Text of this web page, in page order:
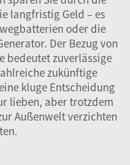
langfristig Geld – es
oder die
Der Bezug von
bedeutet zuverlässige
zukünftige
kluge Entscheidung
lieben, aber trotzdem
Außenwelt verzichten